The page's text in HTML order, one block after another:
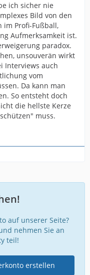
ich sicher nie
Bild von den
im Profi-Fußball,
Aufmerksamkeit ist.
paradox.
unsouverän wirkt
Interviews auch
vom
Da kann man
So entsteht doch
die hellste Kerze
muss.
auf unserer Seite?
nehmen Sie an
teil!
erstellen